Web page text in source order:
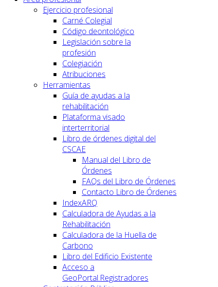
Ejercicio profesional
Carné Colegial
Código deontológico
Legislación sobre la
profesión
Colegiación
Atribuciones
Herramientas
Guía de ayudas a la
rehabilitación
Plataforma visado
interterritorial
Libro de órdenes digital del
CSCAE
Manual del Libro de
Órdenes
FAQs del Libro de Órdenes
Contacto Libro de Órdenes
IndexARQ
Calculadora de Ayudas a la
Rehabilitación
Calculadora de la Huella de
Carbono
Libro del Edificio Existente
Acceso a
GeoPortal.Registradores